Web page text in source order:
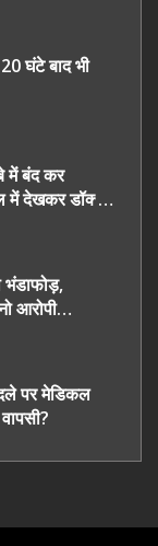
घंटे बाद भी
में बंद कर
में देखकर डॉक्टर
भंडाफोड़,
आरोपी
पर मेडिकल